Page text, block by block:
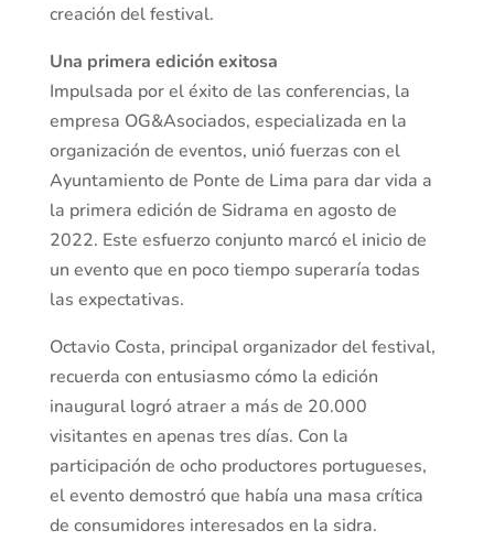
creación del festival.
Una primera edición exitosa
Impulsada por el éxito de las conferencias, la
empresa OG&Asociados, especializada en la
organización de eventos, unió fuerzas con el
Ayuntamiento de Ponte de Lima para dar vida a
la primera edición de Sidrama en agosto de
2022. Este esfuerzo conjunto marcó el inicio de
un evento que en poco tiempo superaría todas
las expectativas.
Octavio Costa, principal organizador del festival,
recuerda con entusiasmo cómo la edición
inaugural logró atraer a más de 20.000
visitantes en apenas tres días. Con la
participación de ocho productores portugueses,
el evento demostró que había una masa crítica
de consumidores interesados en la sidra.